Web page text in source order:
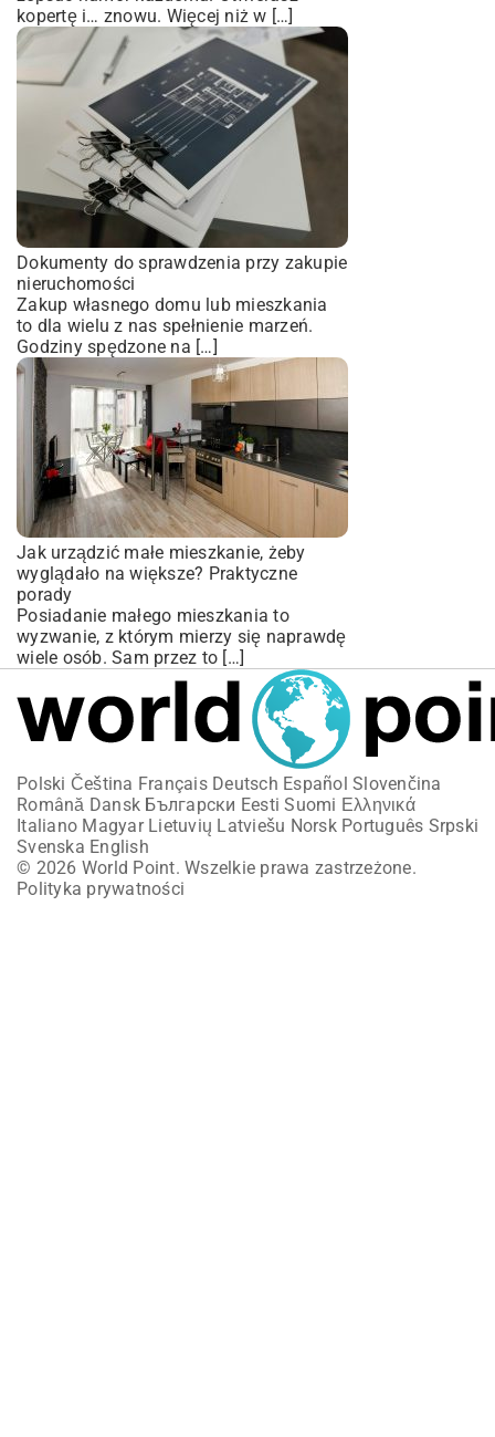
kopertę i… znowu. Więcej niż w […]
Dokumenty do sprawdzenia przy zakupie
nieruchomości
Zakup własnego domu lub mieszkania
to dla wielu z nas spełnienie marzeń.
Godziny spędzone na […]
Jak urządzić małe mieszkanie, żeby
wyglądało na większe? Praktyczne
porady
Posiadanie małego mieszkania to
wyzwanie, z którym mierzy się naprawdę
wiele osób. Sam przez to […]
Polski Čeština Français Deutsch Español Slovenčina
Română Dansk Български Eesti Suomi Ελληνικά
Italiano Magyar Lietuvių Latviešu Norsk Português Srpski
Svenska English
© 2026 World Point. Wszelkie prawa zastrzeżone.
Polityka prywatności